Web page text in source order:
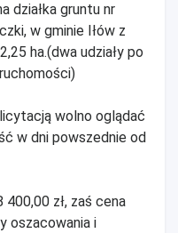
działka gruntu nr
w gminie Iłów z
ha.(dwa udziały po
wolno oglądać
w dni powszednie od
zł, zaś cena
oszacowania i